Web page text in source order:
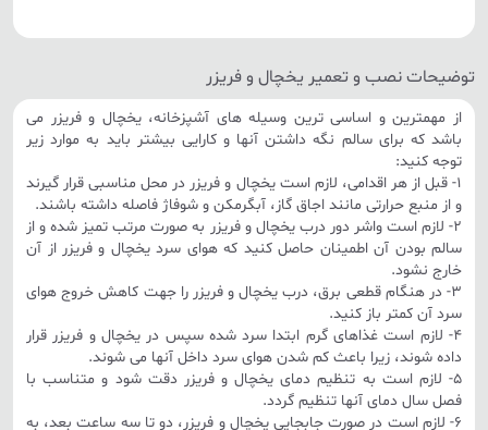
توضیحات نصب و تعمیر یخچال و فریزر
از مهمترین و اساسی ترین وسیله های آشپزخانه، یخچال و فریزر می
باشد که برای سالم نگه داشتن آنها و کارایی بیشتر باید به موارد زیر
توجه کنید:
1- قبل از هر اقدامی، لازم است یخچال و فریزر در محل مناسبی قرار گیرند
و از منبع حرارتی مانند اجاق گاز، آبگرمکن و شوفاژ فاصله داشته باشند.
2- لازم است واشر دور درب یخچال و فریزر به صورت مرتب تمیز شده و از
سالم بودن آن اطمینان حاصل کنید که هوای سرد یخچال و فریزر از آن
خارج نشود.
3- در هنگام قطعی برق، درب یخچال و فریزر را جهت کاهش خروج هوای
سرد آن کمتر باز کنید.
4- لازم است غذاهای گرم ابتدا سرد شده سپس در یخچال و فریزر قرار
داده شوند، زیرا باعث کم شدن هوای سرد داخل آنها می شوند.
5- لازم است به تنظیم دمای یخچال و فریزر دقت شود و متناسب با
فصل سال دمای آنها تنظیم گردد.
6- لازم است در صورت جابجایی یخچال و فریزر، دو تا سه ساعت بعد، به